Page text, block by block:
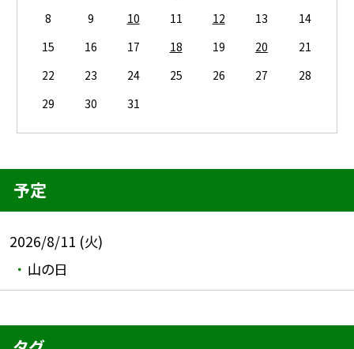
8
9 10 11 12 13
14
15
16 17 18 19 20
21
22
23 24 25 26 27
28
29
30 31
予定
2026/8/11 (火)
山の日